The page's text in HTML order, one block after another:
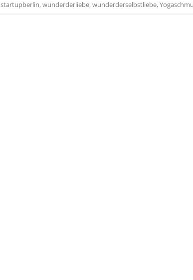
startupberlin,wunderderliebe,wunderderselbstliebe,